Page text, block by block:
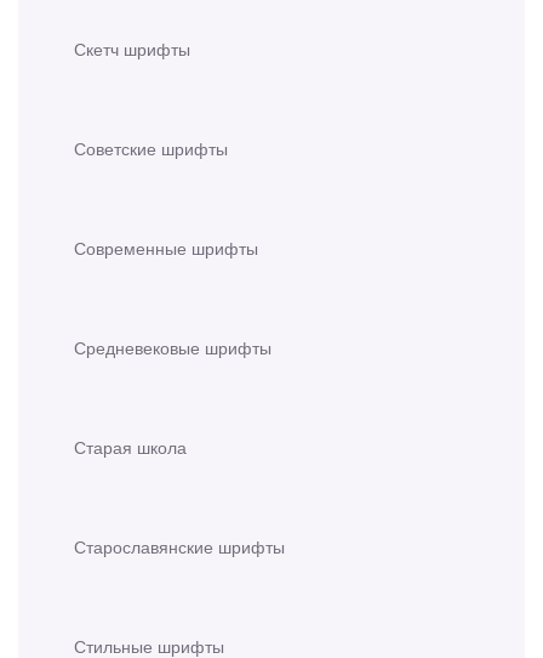
Скетч шрифты
Советские шрифты
Современные шрифты
Средневековые шрифты
Старая школа
Старославянские шрифты
Стильные шрифты